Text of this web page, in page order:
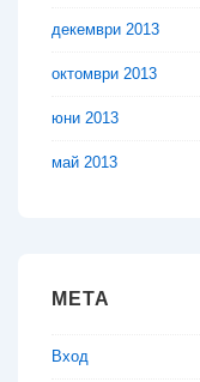
декември 2013
октомври 2013
юни 2013
май 2013
МЕТА
Вход